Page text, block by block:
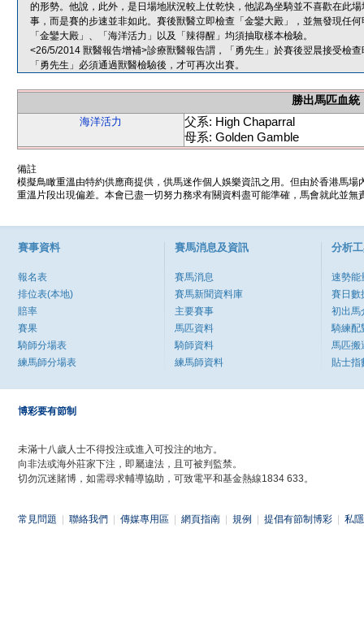
的形勢。他說，此外，是日場地狀況較上仗乾快，他認為坐騎並不喜歡在此
事，而是賽的步速並非如此。賽後獸醫立即檢查「金鑾大殿」，並無發現任
「金鑾大殿」、「海洋活力」以及「辣得醒」均須抽取樣本檢驗。
<26/5/2014 獸醫報告增補>診療獸醫報告謂，「勇先生」於賽後翌晨接受檢
「勇先生」必須通過獸醫檢驗後，才可再次出賽。
勝出馬匹血統
海洋活力
父系: High Chaparral
母系: Golden Gamble
備註
模擬鳥瞰重溫由特約供應商提供，供馬迷作個人娛樂資訊之用。但由於香港馬
重溫片段出現偏差。本會已盡一切努力務求有關資料盡可能準確，馬會就此並
賽事資料
報名表
排位表(本地)
賠率
賽果
騎師分場表
練馬師分場表
賽馬消息及資訊
賽馬消息
賽馬新聞資料庫
主要賽事
馬匹資料
騎師資料
練馬師資料
分析
速勢能
賽日數
初出馬
騎練配
馬匹搬
貼士指
博彩要有節制
未滿十八歲人士不得投注或進入可投注的地方。
向非法或海外莊家下注，即屬違法，且可被判監禁。
切勿沉迷賭博，如需尋求輔導協助，可致電平和基金熱線1834 633。
常見問題 聯絡我們 傳媒專用區 網頁指南 規例 提倡有節制博彩 私